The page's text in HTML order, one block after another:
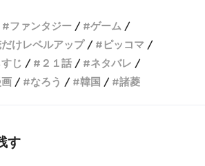
ファンタジー
ゲーム
けレベルアップ
ピッコマ
じ ２１話
ネタバレ
なろう 韓国 諸菱
す